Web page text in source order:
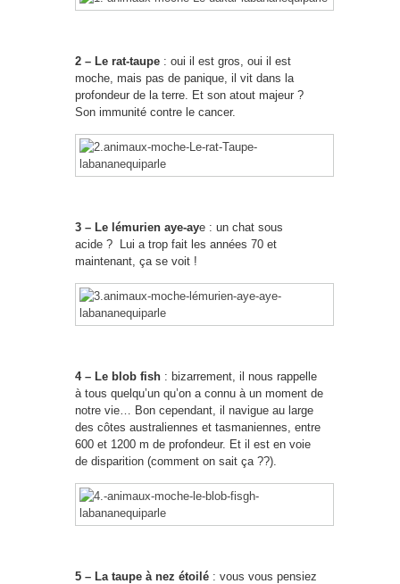
2 – Le rat-taupe : oui il est gros, oui il est
moche, mais pas de panique, il vit dans la
profondeur de la terre. Et son atout majeur ?
Son immunité contre le cancer.
3 – Le lémurien aye-aye : un chat sous
acide ? Lui a trop fait les années 70 et
maintenant, ça se voit !
4 – Le blob fish : bizarrement, il nous rappelle
à tous quelqu’un qu’on a connu à un moment de
notre vie… Bon cependant, il navigue au large
des côtes australiennes et tasmaniennes, entre
600 et 1200 m de profondeur. Et il est en voie
de disparition (comment on sait ça ??).
5 – La taupe à nez étoilé : vous vous pensiez